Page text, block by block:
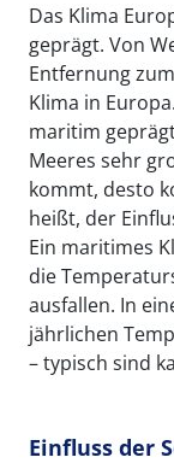
Das Klima
geprägt. Von
Entfernung
Klima in
maritim
Meeres sehr
kommt, desto
heißt, der
Ein maritimes
die
ausfallen. In
jährlichen
– typisch sind
Einfluss der